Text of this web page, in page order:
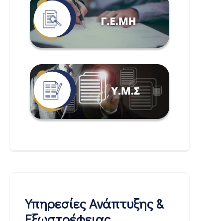
Υπηρεσίες Ανάπτυξης &